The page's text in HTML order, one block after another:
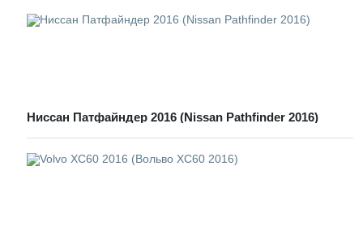
Ниссан Патфайндер 2016 (Nissan Pathfinder 2016)